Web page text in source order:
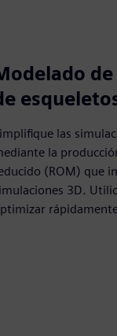
las
la
(ROM) que
3D.